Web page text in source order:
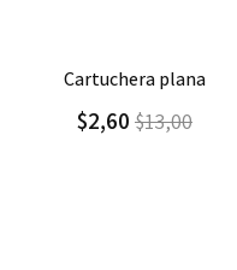
Agregar Detalle
delantal mediano top wing
$3,40 $8,50